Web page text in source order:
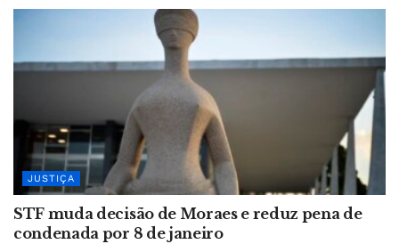
JUSTIÇA
STF muda decisão de Moraes e reduz pena de
condenada por 8 de janeiro